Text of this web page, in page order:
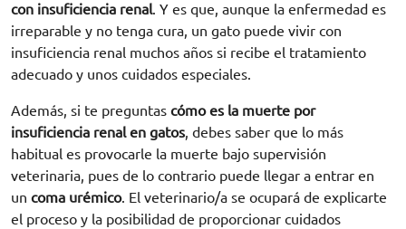
con insuficiencia renal. Y es que, aunque la enfermedad es
irreparable y no tenga cura, un gato puede vivir con
insuficiencia renal muchos años si recibe el tratamiento
adecuado y unos cuidados especiales.
Además, si te preguntas cómo es la muerte por
insuficiencia renal en gatos, debes saber que lo más
habitual es provocarle la muerte bajo supervisión
veterinaria, pues de lo contrario puede llegar a entrar en
un coma urémico. El veterinario/a se ocupará de explicarte
el proceso y la posibilidad de proporcionar cuidados